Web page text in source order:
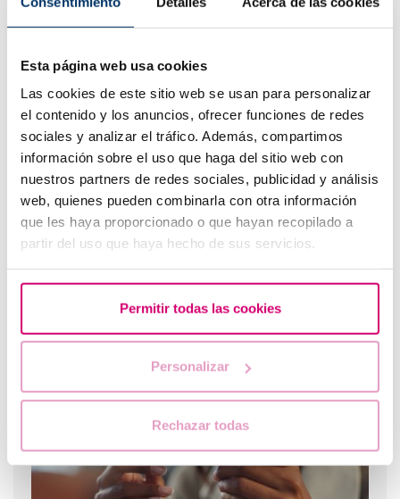
Esta página web usa cookies
Las cookies de este sitio web se usan para personalizar
el contenido y los anuncios, ofrecer funciones de redes
sociales y analizar el tráfico. Además, compartimos
información sobre el uso que haga del sitio web con
nuestros partners de redes sociales, publicidad y análisis
web, quienes pueden combinarla con otra información
que les haya proporcionado o que hayan recopilado a
partir del uso que haya hecho de sus servicios.
Permitir todas las cookies
Personalizar
Rechazar todas
* Campos obligatorios
Consiento el tratamiento de mis datos y acepto la
política de privacidad
Los más leídos